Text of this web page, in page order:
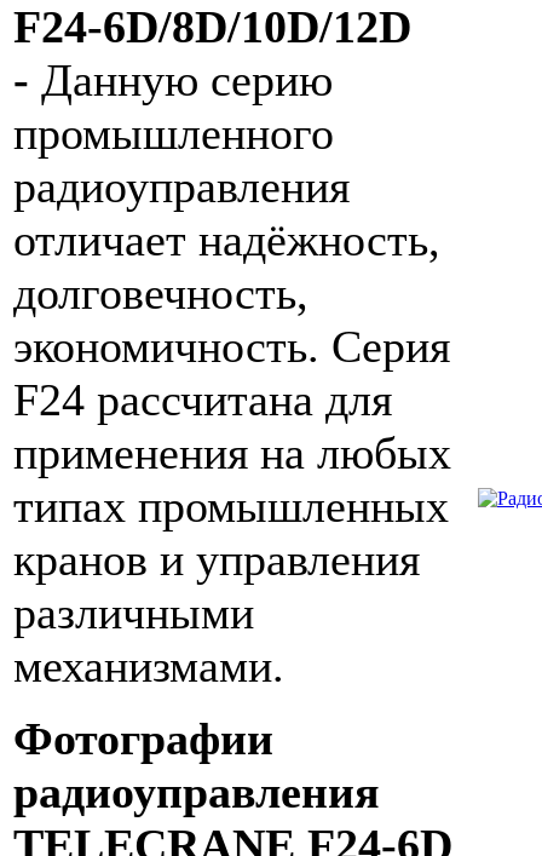
F24-6D/8D/10D/12D
- Данную серию
промышленного
радиоуправления
отличает надёжность,
долговечность,
экономичность. Серия
F24 рассчитана для
применения на любых
типах промышленных
кранов и управления
различными
механизмами.
Фотографии
радиоуправления
TELECRANE F24-6D